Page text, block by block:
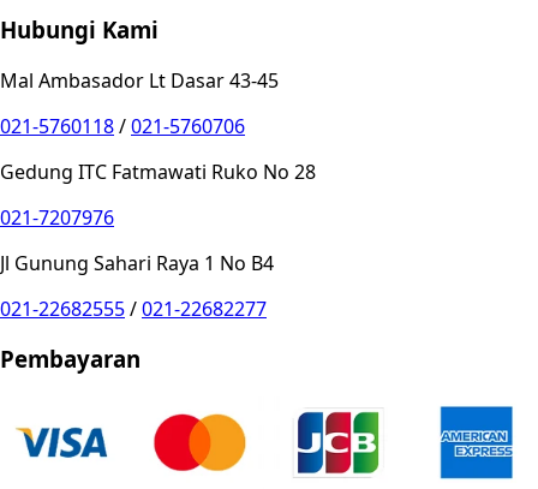
Hubungi Kami
Mal Ambasador Lt Dasar 43-45
021-5760118/021-5760706
Gedung ITC Fatmawati Ruko No 28
021-7207976
Jl Gunung Sahari Raya 1 No B4
021-22682555/021-22682277
Pembayaran